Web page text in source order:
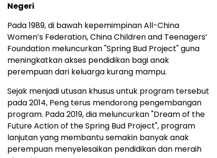
Negeri
Pada 1989, di bawah kepemimpinan All-China
Women’s Federation, China Children and Teenagers’
Foundation meluncurkan "Spring Bud Project" guna
meningkatkan akses pendidikan bagi anak
perempuan dari keluarga kurang mampu.
Sejak menjadi utusan khusus untuk program tersebut
pada 2014, Peng terus mendorong pengembangan
program. Pada 2019, dia meluncurkan "Dream of the
Future Action of the Spring Bud Project", program
lanjutan yang membantu semakin banyak anak
perempuan menyelesaikan pendidikan dan meraih